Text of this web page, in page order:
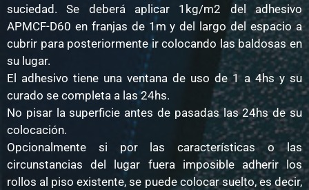
suciedad. Se deberá aplicar 1kg/m2 del adhesivo
APMCF-D60 en franjas de 1m y del largo del espacio a
cubrir para posteriormente ir colocando las baldosas en
su lugar.
El adhesivo tiene una ventana de uso de 1 a 4hs y su
curado se completa a las 24hs.
No pisar la superficie antes de pasadas las 24hs de su
colocación.
Opcionalmente si por las características o las
circunstancias del lugar fuera imposible adherir los
rollos al piso existente, se puede colocar suelto, es decir,